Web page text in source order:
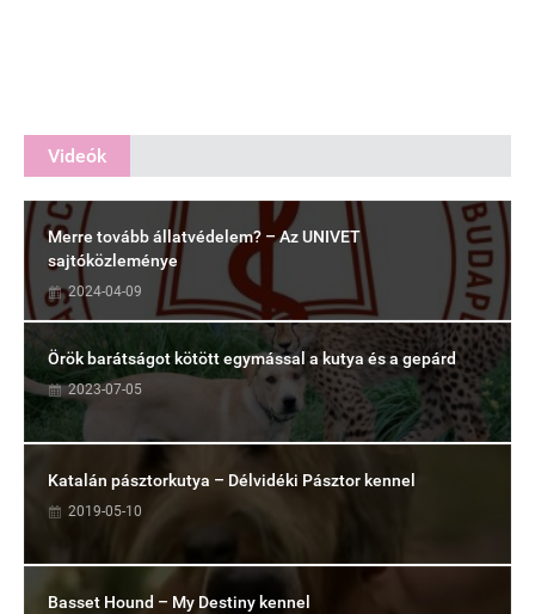
Videók
Merre tovább állatvédelem? – Az UNIVET
sajtóközleménye
2024-04-09
Örök barátságot kötött egymással a kutya és a gepárd
2023-07-05
Katalán pásztorkutya – Délvidéki Pásztor kennel
2019-05-10
Basset Hound – My Destiny kennel